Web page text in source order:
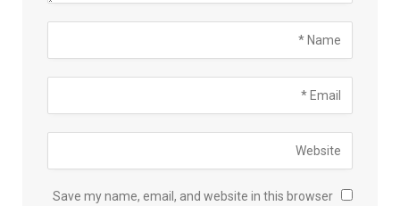
Save my name, email, and website in this browser